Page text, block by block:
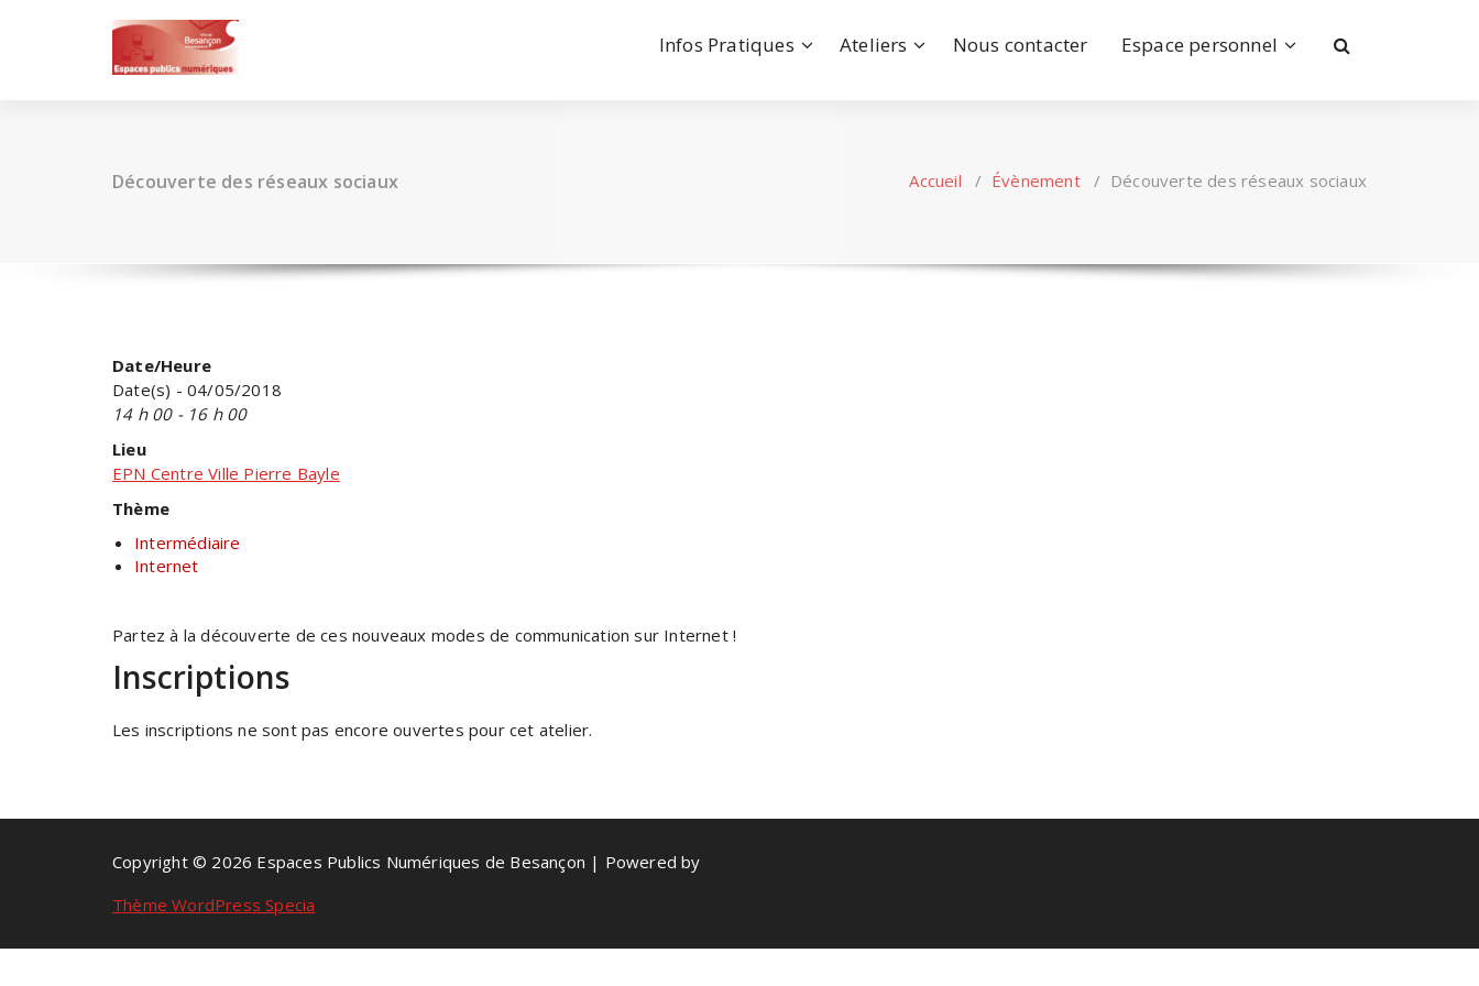
Infos Pratiques Ateliers Nous contacter Espace personnel
Découverte des réseaux sociaux Accueil / Évènement/ Découverte des réseaux sociaux
Date/Heure
Date(s) - 04/05/2018
14 h 00 - 16 h 00
Lieu
EPN Centre Ville Pierre Bayle
Thème
Intermédiaire
Internet
Partez à la découverte de ces nouveaux modes de communication sur Internet !
Inscriptions
Les inscriptions ne sont pas encore ouvertes pour cet atelier.
Copyright © 2026 Espaces Publics Numériques de Besançon | Powered by
Thème WordPress Specia